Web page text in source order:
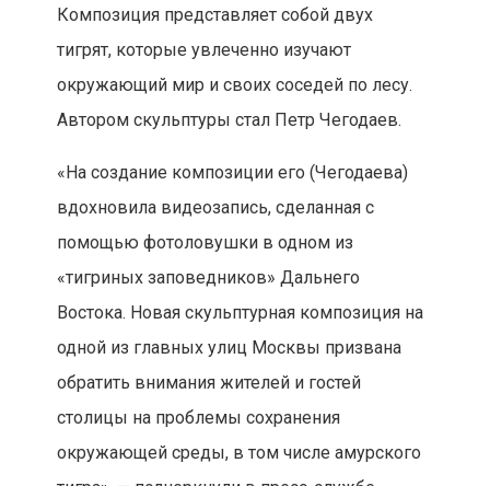
Композиция представляет собой двух
тигрят, которые увлеченно изучают
окружающий мир и своих соседей по лесу.
Автором скульптуры стал Петр Чегодаев.
«На создание композиции его (Чегодаева)
вдохновила видеозапись, сделанная с
помощью фотоловушки в одном из
«тигриных заповедников» Дальнего
Востока. Новая скульптурная композиция на
одной из главных улиц Москвы призвана
обратить внимания жителей и гостей
столицы на проблемы сохранения
окружающей среды, в том числе амурского